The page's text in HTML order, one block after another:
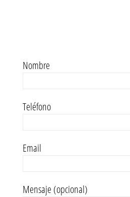
Nombre
Teléfono
Email
Mensaje (opcional)